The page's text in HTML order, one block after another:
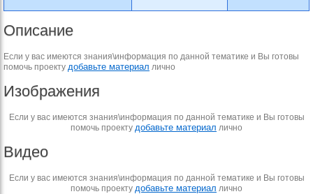
Описание
Если у вас имеются знания\информация по данной тематике и Вы готовы
помочь проекту добавьте материал лично
Изображения
Если у вас имеются знания\информация по данной тематике и Вы готовы
помочь проекту добавьте материал лично
Видео
Если у вас имеются знания\информация по данной тематике и Вы готовы
помочь проекту добавьте материал лично